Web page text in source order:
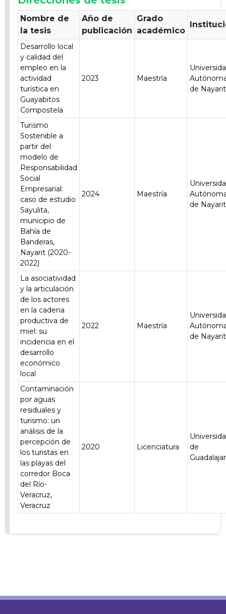
Nombre de
la tesis
Año de
publicación
Grado
académico
Desarrollo local
y calidad del
empleo en la
actividad
turística en
Guayabitos
Compostela
2023 Maestría
de Nayarit
Turismo
Sostenible a
partir del
modelo de
Responsabilidad
Social
Empresarial:
caso de estudio
Sayulita,
municipio de
Bahía de
Banderas,
Nayarit (2020-
2022)
2024 Maestría
de Nayarit
La asociatividad
y la articulación
de los actores
en la cadena
productiva de
miel: su
incidencia en el
desarrollo
económico
local
2022 Maestría
de Nayarit
Contaminación
por aguas
residuales y
turismo: un
análisis de la
percepción de
los turistas en
las playas del
corredor Boca
del Río-
Veracruz,
Veracruz
2020 Licenciatura
de